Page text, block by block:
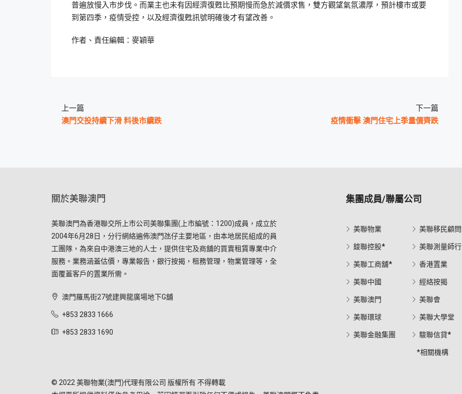
普遍放慢入市步伐。而業主也未有因經濟復甦比預期慢而急於減價求售，雙方觀望氣氛濃厚，預計樓市或要
到第四季，疫情受控，以及經濟復甦訊號明確後才有望改善。
作者、責任編輯：麥穎華
上一篇
澳門交投持續下滑 料後市續跌
下一篇
疫情衝擊 澳門住宅上季量價齊跌
關於美聯澳門
美聯澳門為香港聯交所上市公司美聯集團(上市編號：1200)成員，成立於
2004年6月28日，分行網絡遍佈澳門氹仔主要地區，由本地居民組成的員
工團隊，為來自中港澳三地的人士，提供住宅及商舖的買賣租賃專業中介
服務。業務涵蓋估價，專業報告，銀行按揭，租務管理，物業管理等，全
面覆蓋客戶的置業所需。
澳門羅馬街27號建興龍廣場地下G舖
+853 2833 1666
+853 2833 1690
集團成員/聯屬公司
美聯物業
鋑聯控股*
美聯工商舖*
美聯中國
美聯澳門
美聯環球
美聯金融集團
美聯移民顧問
美聯測量師行
香港置業
經絡按揭
美聯會
美聯大學堂
駿聯信貸*
*相關機構
© 2022 美聯物業(澳門)代理有限公司 版權所有 不得轉載